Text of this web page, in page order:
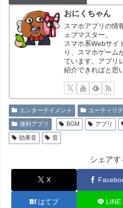
おにくちゃん
スマホアプリの情
ェブマスター。
スマホ系Webサイ
り、スマホゲーム
ています。アプリ
紹介できればと思
エンターテイメント ユーティリ
便利アプリ
BGM アプリ
効果音
音
シェアす
X
はてブ LINE